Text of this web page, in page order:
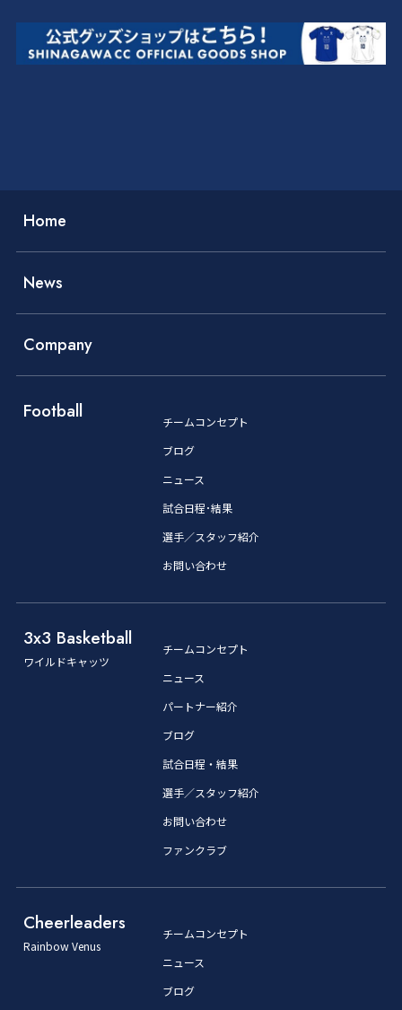
Home
News
Company
Football
チームコンセプト
ブログ
ニュース
試合日程･結果
選手／スタッフ紹介
お問い合わせ
3x3 Basketball
ワイルドキャッツ
チームコンセプト
ニュース
パートナー紹介
ブログ
試合日程・結果
選手／スタッフ紹介
お問い合わせ
ファンクラブ
Cheerleaders
Rainbow Venus
チームコンセプト
ニュース
ブログ